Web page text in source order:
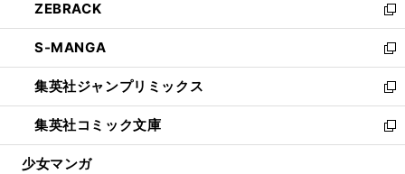
く
で
開
く
ド
ウ
で
開
く
ィ
ン
ド
ウ
で
開
く
い
ウ
ィ
ン
ド
ウ
で
開
ZEBRACK
新
し
い
ウ
ィ
ン
ド
ウ
S-MANGA
新
し
い
ウ
ィ
ン
集英社ジャンプリミックス
新
し
い
ウ
集英社コミック文庫
新
し
少女マンガ